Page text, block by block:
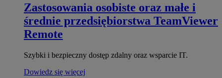
Zastosowania osobiste oraz małe i
średnie przedsiębiorstwa TeamViewer
Remote
Szybki i bezpieczny dostęp zdalny oraz wsparcie IT.
Dowiedz się więcej